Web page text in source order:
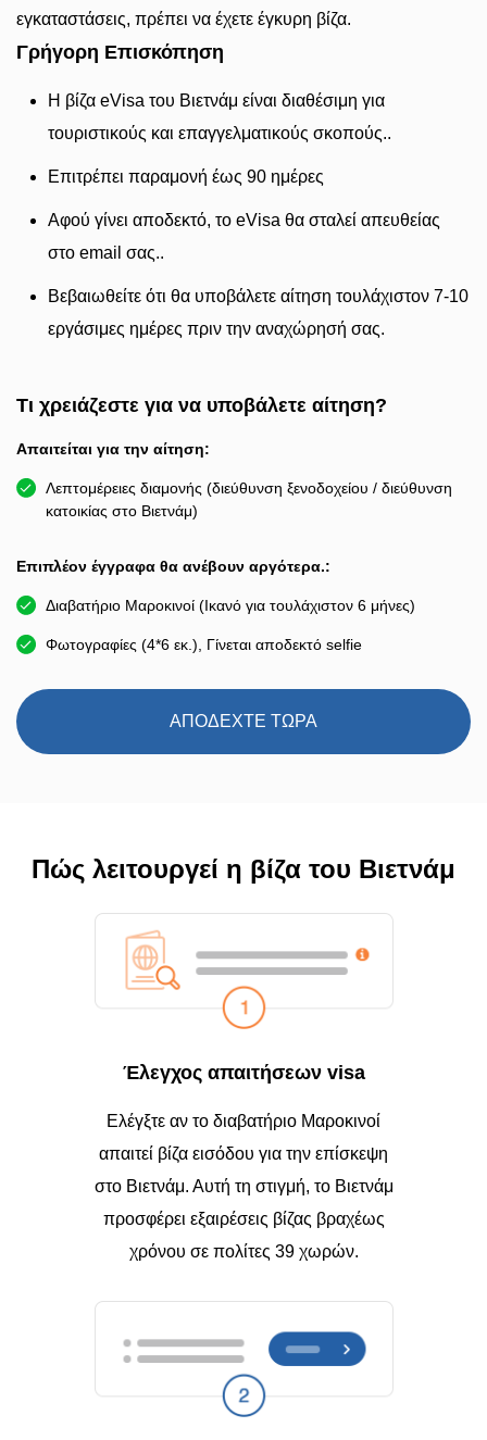
εγκαταστάσεις, πρέπει να έχετε έγκυρη βίζα.
Γρήγορη Επισκόπηση
Η βίζα eVisa του Βιετνάμ είναι διαθέσιμη για
τουριστικούς και επαγγελματικούς σκοπούς..
Επιτρέπει παραμονή έως 90 ημέρες
Αφού γίνει αποδεκτό, το eVisa θα σταλεί απευθείας
στο email σας..
Βεβαιωθείτε ότι θα υποβάλετε αίτηση τουλάχιστον 7-10
εργάσιμες ημέρες πριν την αναχώρησή σας.
Τι χρειάζεστε για να υποβάλετε αίτηση?
Απαιτείται για την αίτηση:
Λεπτομέρειες διαμονής (διεύθυνση ξενοδοχείου / διεύθυνση
κατοικίας στο Βιετνάμ)
Επιπλέον έγγραφα θα ανέβουν αργότερα.:
Διαβατήριο Μαροκινοί (Ικανό για τουλάχιστον 6 μήνες)
Φωτογραφίες (4*6 εκ.), Γίνεται αποδεκτό selfie
ΑΠΟΔΕΧΤΕ ΤΩΡΑ
Πώς λειτουργεί η βίζα του Βιετνάμ
Έλεγχος απαιτήσεων visa
Ελέγξτε αν το διαβατήριο Μαροκινοί
απαιτεί βίζα εισόδου για την επίσκεψη
στο Βιετνάμ. Αυτή τη στιγμή, το Βιετνάμ
προσφέρει εξαιρέσεις βίζας βραχέως
χρόνου σε πολίτες 39 χωρών.